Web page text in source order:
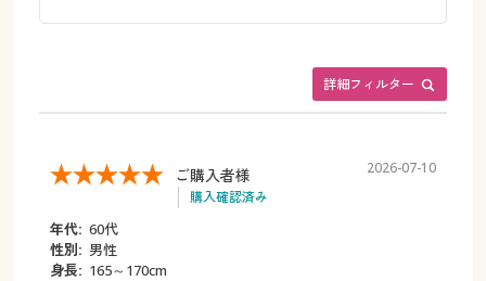
詳細フィルター
ご購入者様
購入確認済み
2026-07-10
年代: 60代
性別: 男性
身長: 165～170cm